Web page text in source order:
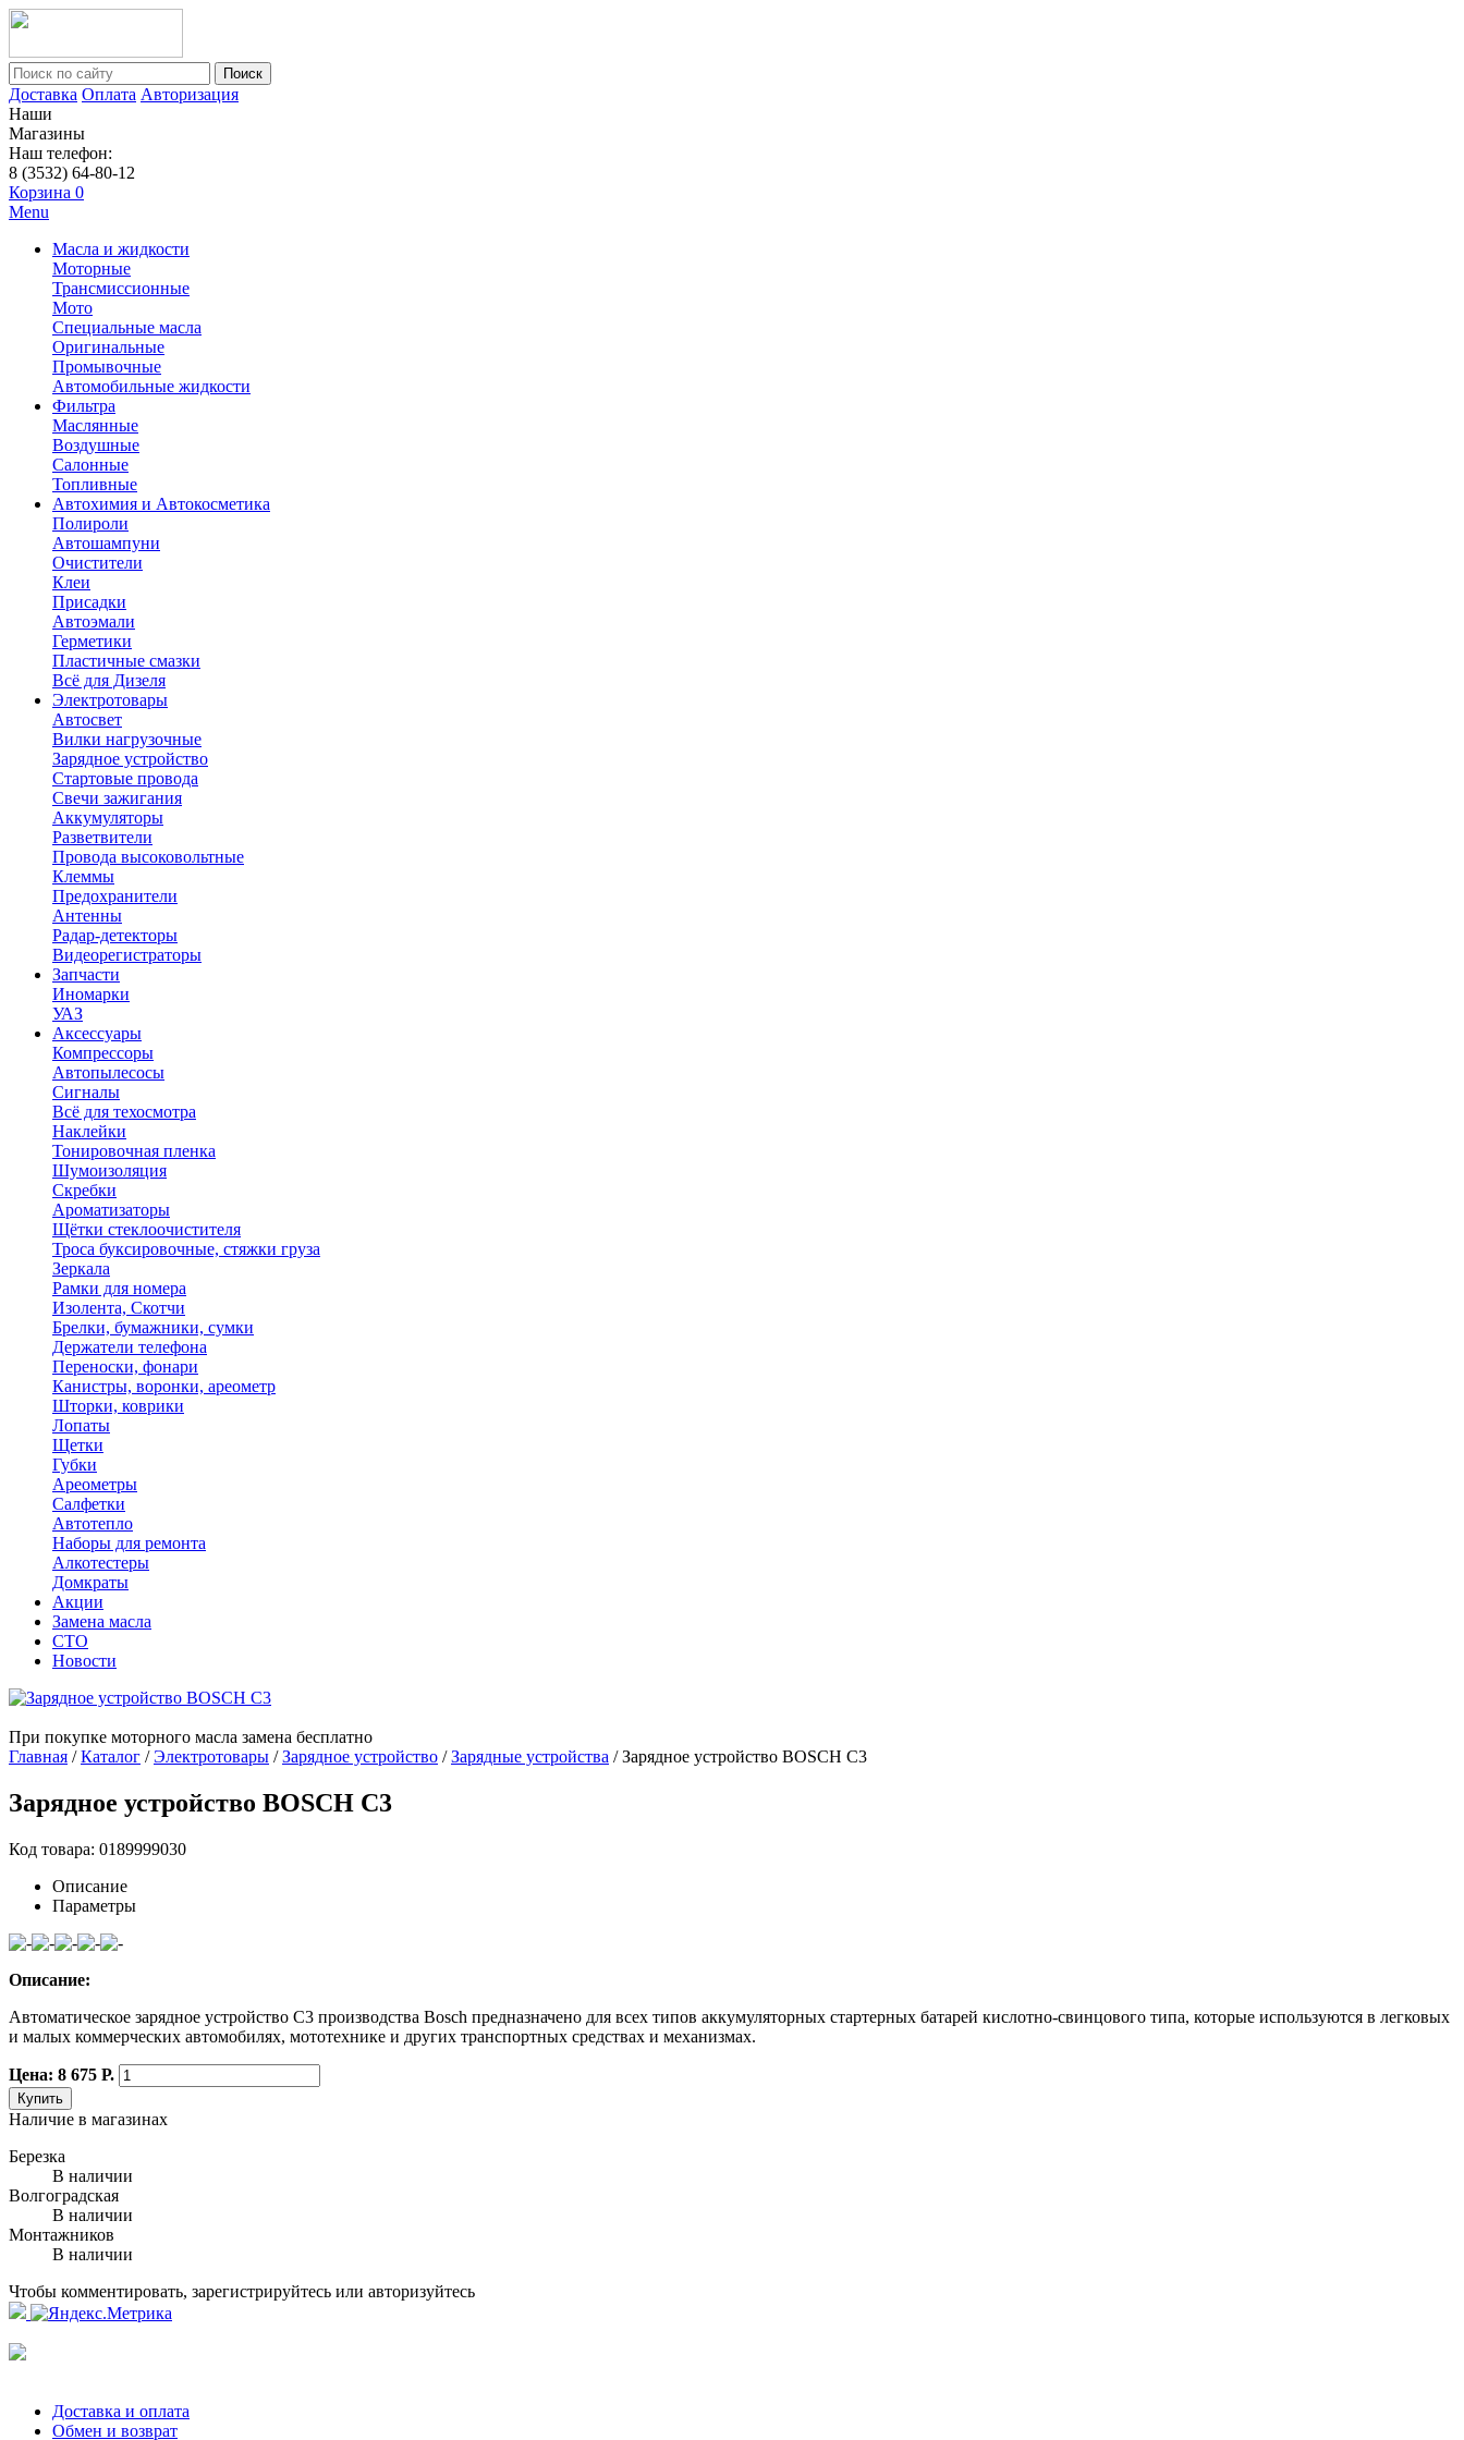
Поиск
Доставка Оплата Авторизация
Наши
Магазины
Наш телефон:
8 (3532) 64-80-12
Корзина 0
Menu
Масла и жидкости
Моторные
Трансмиссионные
Мото
Специальные масла
Оригинальные
Промывочные
Автомобильные жидкости
Фильтра
Маслянные
Воздушные
Салонные
Топливные
Автохимия и Автокосметика
Полироли
Автошампуни
Очистители
Клеи
Присадки
Автоэмали
Герметики
Пластичные смазки
Всё для Дизеля
Электротовары
Автосвет
Вилки нагрузочные
Зарядное устройство
Стартовые провода
Свечи зажигания
Аккумуляторы
Разветвители
Провода высоковольтные
Клеммы
Предохранители
Антенны
Радар-детекторы
Видеорегистраторы
Запчасти
Иномарки
УАЗ
Аксесcуары
Компрессоры
Автопылесосы
Сигналы
Всё для техосмотра
Наклейки
Тонировочная пленка
Шумоизоляция
Скребки
Ароматизаторы
Щётки стеклоочистителя
Троса буксировочные, стяжки груза
Зеркала
Рамки для номера
Изолента, Скотчи
Брелки, бумажники, сумки
Держатели телефона
Переноски, фонари
Канистры, воронки, ареометр
Шторки, коврики
Лопаты
Щетки
Губки
Ареометры
Салфетки
Автотепло
Наборы для ремонта
Алкотестеры
Домкраты
Акции
Замена масла
СТО
Новости
При покупке моторного масла замена бесплатно
Главная /Каталог /Электротовары /Зарядное устройство /Зарядные устройства /Зарядное устройство BOSCH C3
Зарядное устройство BOSCH C3
Код товара: 0189999030
Описание
Параметры
Описание:
Автоматическое зарядное устройство C3 производства Bosch предназначено для всех типов аккумуляторных стартерных батарей кислотно-свинцового типа, которые используются в легковых
и малых коммерческих автомобилях, мототехнике и других транспортных средствах и механизмах.
Цена: 8 675 Р.
Купить
Наличие в магазинах
Березка
В наличии
Волгоградская
В наличии
Монтажников
В наличии
Чтобы комментировать, зарегистрируйтесь или авторизуйтесь
Доставка и оплата
Обмен и возврат